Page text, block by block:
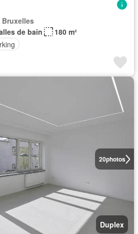
de bain
180 m²
20photos
Duplex